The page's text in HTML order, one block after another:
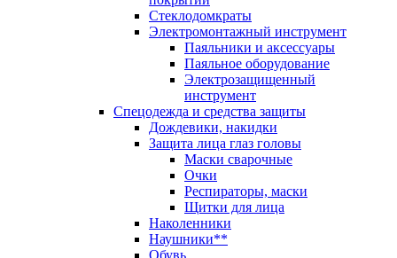
Стеклодомкраты
Электромонтажный инструмент
Паяльники и аксессуары
Паяльное оборудование
Электрозащищенный
инструмент
Спецодежда и средства защиты
Дождевики, накидки
Защита лица глаз головы
Маски сварочные
Очки
Респираторы, маски
Щитки для лица
Наколенники
Наушники**
Обувь